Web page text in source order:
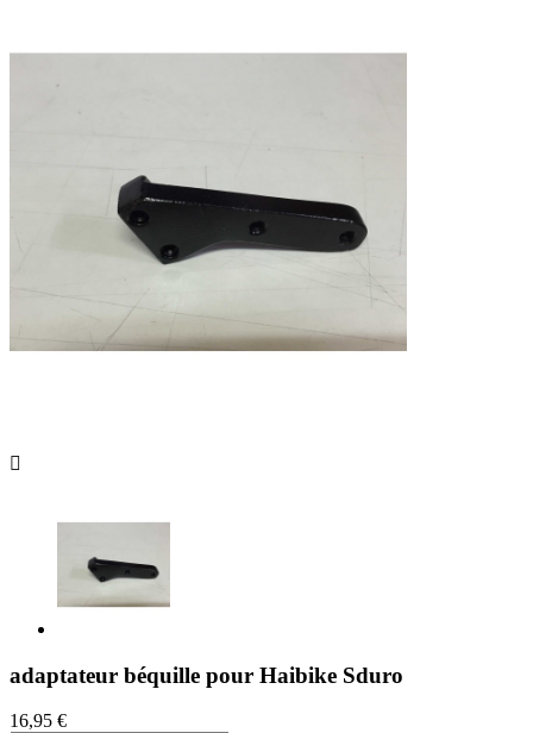
adaptateur béquille pour Haibike Sduro
16,95 €